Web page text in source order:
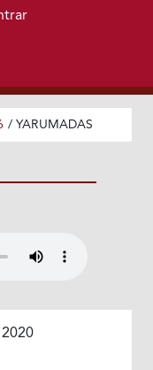
/ YARUMADAS